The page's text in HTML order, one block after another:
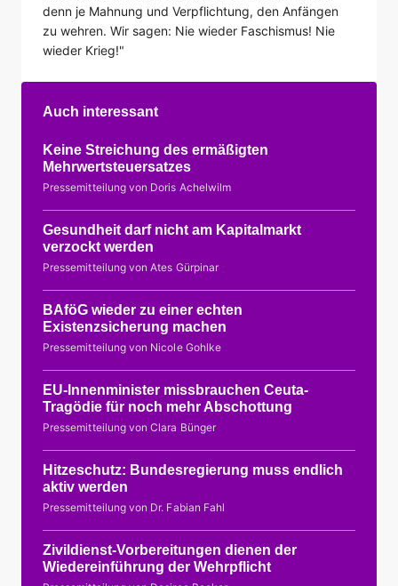
denn je Mahnung und Verpflichtung, den Anfängen
zu wehren. Wir sagen: Nie wieder Faschismus! Nie
wieder Krieg!"
Auch interessant
Keine Streichung des ermäßigten
Mehrwertsteuersatzes
Pressemitteilung von Doris Achelwilm
Gesundheit darf nicht am Kapitalmarkt
verzockt werden
Pressemitteilung von Ates Gürpinar
BAföG wieder zu einer echten
Existenzsicherung machen
Pressemitteilung von Nicole Gohlke
EU-Innenminister missbrauchen Ceuta-
Tragödie für noch mehr Abschottung
Pressemitteilung von Clara Bünger
Hitzeschutz: Bundesregierung muss endlich
aktiv werden
Pressemitteilung von Dr. Fabian Fahl
Zivildienst-Vorbereitungen dienen der
Wiedereinführung der Wehrpflicht